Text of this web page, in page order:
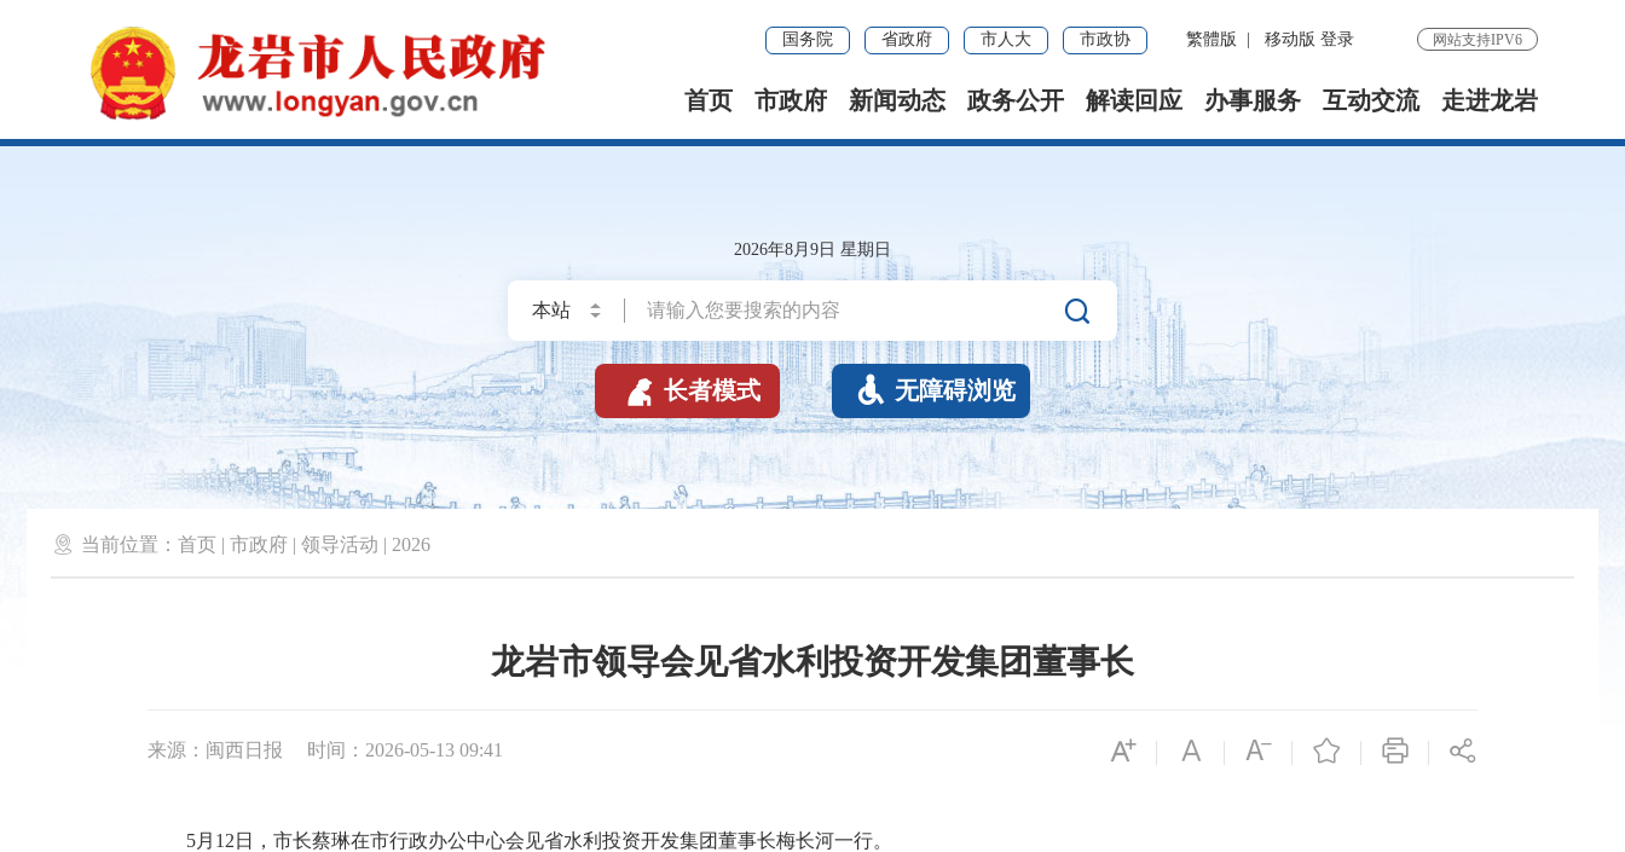
国务院 省政府 市人大 市政协 繁體版 移动版 登录 网站支持IPV6
首页 市政府 新闻动态 政务公开 解读回应 办事服务 互动交流 走进龙岩
2026年8月9日 星期日

 长者模式  无障碍浏览
 当前位置： 首页 | 市政府 | 领导活动 | 2026
龙岩市领导会见省水利投资开发集团董事长
来源：闽西日报 时间：2026-05-13 09:41
5月12日，市长蔡琳在市行政办公中心会见省水利投资开发集团董事长梅长河一行。